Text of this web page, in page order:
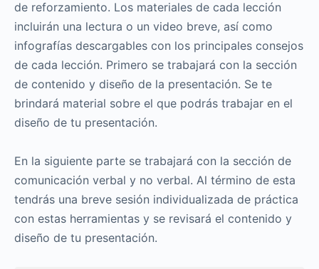
de reforzamiento. Los materiales de cada lección
incluirán una lectura o un video breve, así como
infografías descargables con los principales consejos
de cada lección. Primero se trabajará con la sección
de contenido y diseño de la presentación. Se te
brindará material sobre el que podrás trabajar en el
diseño de tu presentación.
En la siguiente parte se trabajará con la sección de
comunicación verbal y no verbal. Al término de esta
tendrás una breve sesión individualizada de práctica
con estas herramientas y se revisará el contenido y
diseño de tu presentación.